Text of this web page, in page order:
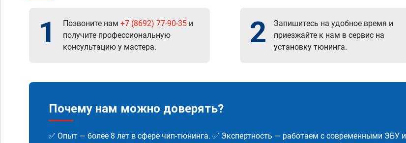
1 Позвоните нам +7 (8692) 77-90-35 и
получите профессиональную
консультацию у мастера.
2
Запишитесь на удобное время и
приезжайте к нам в сервис на
установку тюнинга.
Почему нам можно доверять?
✅ Опыт — более 8 лет в сфере чип-тюнинга. ✅ Экспертность — работаем с современными ЭБУ и